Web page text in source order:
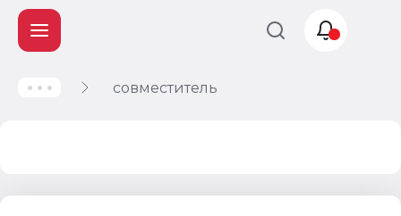
совместитель
Учет и